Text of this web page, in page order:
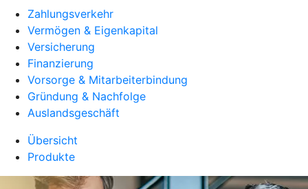
Zahlungsverkehr
Vermögen & Eigenkapital
Versicherung
Finanzierung
Vorsorge & Mitarbeiterbindung
Gründung & Nachfolge
Auslandsgeschäft
Übersicht
Produkte